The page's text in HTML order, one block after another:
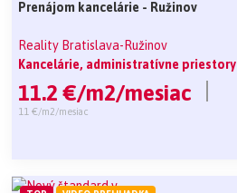
Prenájom kancelárie - Ružinov
Reality Bratislava-Ružinov
Kancelárie, administratívne priestory
11.2 €/m2/mesiac
11 €/m2/mesiac